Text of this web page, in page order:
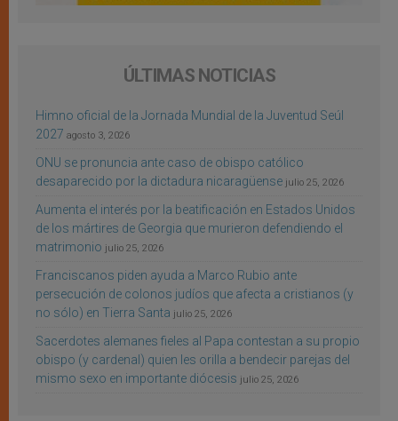
ÚLTIMAS NOTICIAS
Himno oficial de la Jornada Mundial de la Juventud Seúl
2027 agosto 3, 2026
ONU se pronuncia ante caso de obispo católico
desaparecido por la dictadura nicaragüense julio 25, 2026
Aumenta el interés por la beatificación en Estados Unidos
de los mártires de Georgia que murieron defendiendo el
matrimonio julio 25, 2026
Franciscanos piden ayuda a Marco Rubio ante
persecución de colonos judíos que afecta a cristianos (y
no sólo) en Tierra Santa julio 25, 2026
Sacerdotes alemanes fieles al Papa contestan a su propio
obispo (y cardenal) quien les orilla a bendecir parejas del
mismo sexo en importante diócesis julio 25, 2026